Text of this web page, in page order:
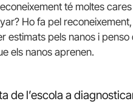
té moltes
Ho fa pel
estimats pels nanos i
els nanos aprenen.
de l’escola a